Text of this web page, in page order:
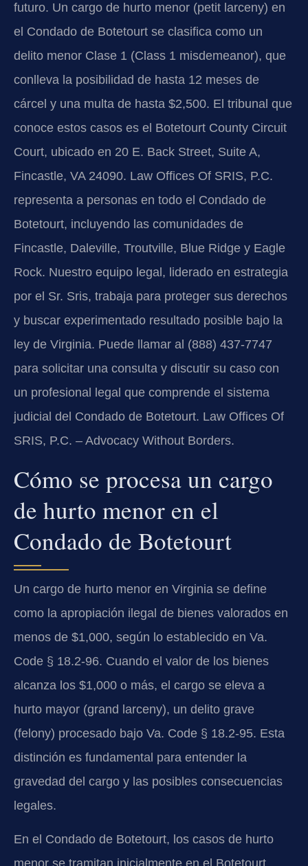
futuro. Un cargo de hurto menor (petit larceny) en
el Condado de Botetourt se clasifica como un
delito menor Clase 1 (Class 1 misdemeanor), que
conlleva la posibilidad de hasta 12 meses de
cárcel y una multa de hasta $2,500. El tribunal que
conoce estos casos es el Botetourt County Circuit
Court, ubicado en 20 E. Back Street, Suite A,
Fincastle, VA 24090. Law Offices Of SRIS, P.C.
representa a personas en todo el Condado de
Botetourt, incluyendo las comunidades de
Fincastle, Daleville, Troutville, Blue Ridge y Eagle
Rock. Nuestro equipo legal, liderado en estrategia
por el Sr. Sris, trabaja para proteger sus derechos
y buscar experimentado resultado posible bajo la
ley de Virginia. Puede llamar al (888) 437-7747
para solicitar una consulta y discutir su caso con
un profesional legal que comprende el sistema
judicial del Condado de Botetourt. Law Offices Of
SRIS, P.C. – Advocacy Without Borders.
Cómo se procesa un cargo
de hurto menor en el
Condado de Botetourt
Un cargo de hurto menor en Virginia se define
como la apropiación ilegal de bienes valorados en
menos de $1,000, según lo establecido en Va.
Code § 18.2-96. Cuando el valor de los bienes
alcanza los $1,000 o más, el cargo se eleva a
hurto mayor (grand larceny), un delito grave
(felony) procesado bajo Va. Code § 18.2-95. Esta
distinción es fundamental para entender la
gravedad del cargo y las posibles consecuencias
legales.
En el Condado de Botetourt, los casos de hurto